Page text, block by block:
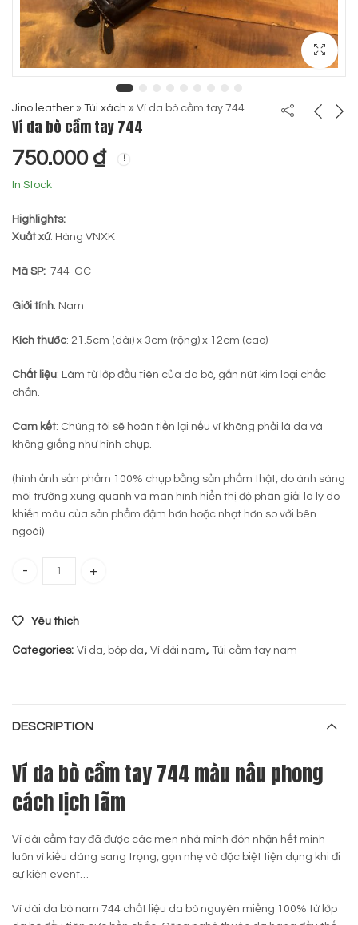
Jino leather » Túi xách » Ví da bò cầm tay 744
Ví da bò cầm tay 744
750.000 ₫
In Stock
Highlights:
Xuất xứ: Hàng VNXK
Mã SP: 744-GC
Giới tính: Nam
Kích thước: 21.5cm (dài) x 3cm (rộng) x 12cm (cao)
Chất liệu: Làm từ lớp đầu tiên của da bò, gắn nút kim loại chắc
chắn.
Cam kết: Chúng tôi sẽ hoàn tiền lại nếu ví không phải là da và
không giống như hình chụp.
(hình ảnh sản phẩm 100% chụp bằng sản phẩm thật, do ánh sáng
môi trường xung quanh và màn hình hiển thị độ phân giải là lý do
khiến màu của sản phẩm đậm hơn hoặc nhạt hơn so với bên
ngoài)
Ví da bò cầm tay 744 quantity
Yêu thích
Categories: Ví da, bóp da, Ví dài nam, Túi cầm tay nam
DESCRIPTION
Ví da bò cầm tay 744 màu nâu phong
cách lịch lãm
Ví dài cầm tay đã được các men nhà mình đón nhận hết mình
luôn vì kiểu dáng sang trọng, gọn nhẹ và đặc biệt tiện dụng khi đi
sự kiện event…
Ví dài da bò nam 744 chất liệu da bò nguyên miếng 100% từ lớp